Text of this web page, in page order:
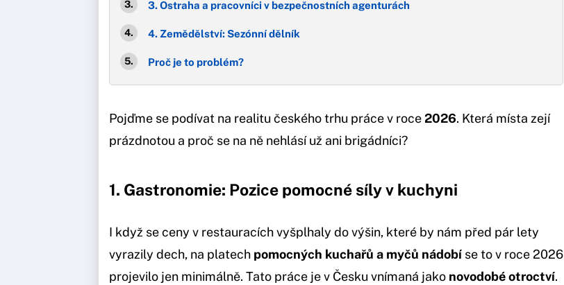
3. Ostraha a pracovníci v bezpečnostních agenturách
4. Zemědělství: Sezónní dělník
Proč je to problém?
Pojďme se podívat na realitu českého trhu práce v roce2026. Která místa zejí
prázdnotou a proč se na ně nehlásí už ani brigádníci?
1. Gastronomie: Pozice pomocné síly v kuchyni
I když se ceny v restauracích vyšplhaly do výšin, které by nám před pár lety
vyrazily dech, na platech pomocných kuchařů a myčů nádobí se to v roce 2026
projevilo jen minimálně. Tato práce je v Česku vnímaná jako novodobé otroctví.